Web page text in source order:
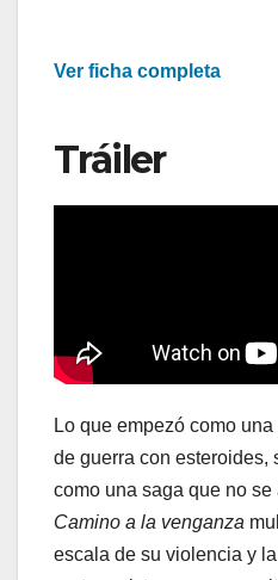
Ver ficha completa
Tráiler
Lo que empezó como
de guerra con esteroides,
como una saga que no se
Camino a la venganza
escala de su violencia y